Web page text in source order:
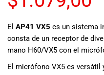
de
El AP41 VX5 es un sistema
consta de un receptor de
mano H60/VX5 con el
El micrófono VX5 es versátil